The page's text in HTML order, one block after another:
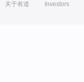
关于有道 Investors